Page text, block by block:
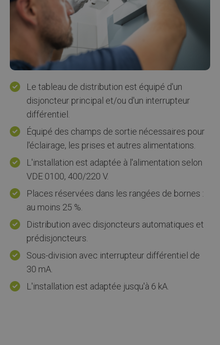
Le tableau de distribution est équipé d'un
disjoncteur principal et/ou d'un interrupteur
différentiel.
Équipé des champs de sortie nécessaires pour
l'éclairage, les prises et autres alimentations.
L'installation est adaptée à l'alimentation selon
VDE 0100, 400/220 V.
Places réservées dans les rangées de bornes :
au moins 25 %.
Distribution avec disjoncteurs automatiques et
prédisjoncteurs.
Sous-division avec interrupteur différentiel de
30 mA.
L'installation est adaptée jusqu'à 6 kA.